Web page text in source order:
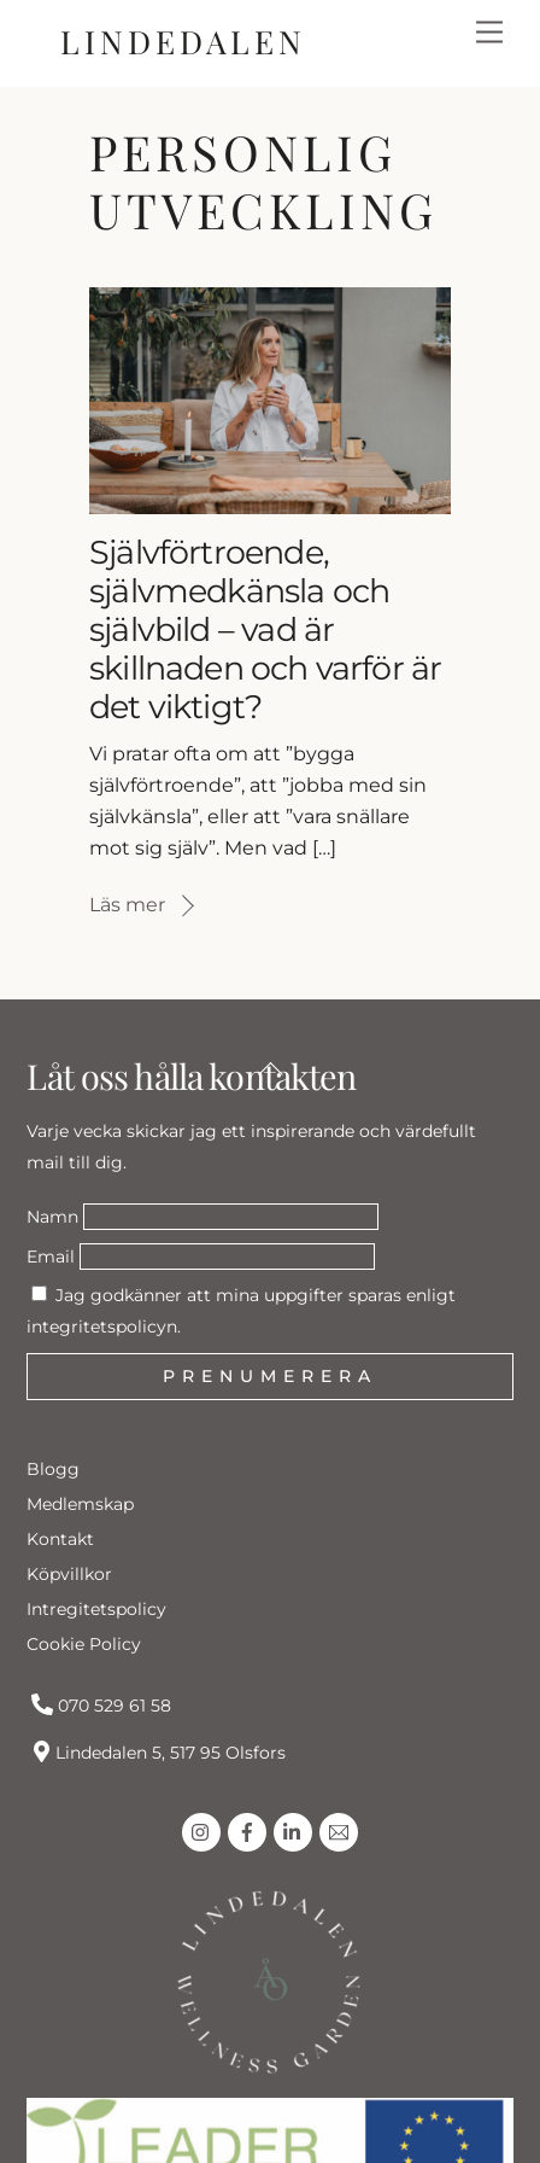
LINDEDALEN
PERSONLIG
UTVECKLING
Självförtroende,
självmedkänsla och
självbild – vad är
skillnaden och varför är
det viktigt?
Vi pratar ofta om att ”bygga
självförtroende”, att ”jobba med sin
självkänsla”, eller att ”vara snällare
mot sig själv”. Men vad […]
Läs mer
Back
To
Top
Låt oss hålla kontakten
Varje vecka skickar jag ett inspirerande och värdefullt
mail till dig.
Namn
Email
Jag godkänner att mina uppgifter sparas enligt
integritetspolicyn.
PRENUMERERA
Blogg
Medlemskap
Kontakt
Köpvillkor
Intregitetspolicy
Cookie Policy
070 529 61 58
Lindedalen 5, 517 95 Olsfors
Icon Icon Icon